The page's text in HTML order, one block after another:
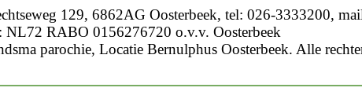
129, 6862AG Oosterbeek, tel: 026-3333200,
RABO 0156276720 o.v.v. Oosterbeek
parochie, Locatie Bernulphus Oosterbeek. Alle